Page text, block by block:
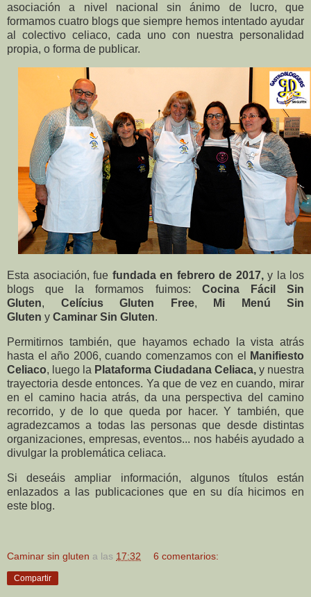
asociación a nivel nacional sin ánimo de lucro, que
formamos cuatro blogs que siempre hemos intentado ayudar
al colectivo celiaco, cada uno con nuestra personalidad
propia, o forma de publicar.
Esta asociación, fue fundada en febrero de 2017,y la los
blogs que la formamos fuimos: Cocina Fácil Sin
Gluten, Celícius Gluten Free,
Mi Menú Sin
Gluten y Caminar Sin Gluten.
Permitirnos también, que hayamos echado la vista atrás
hasta el año 2006, cuando comenzamos con el
Manifiesto
Celiaco, luego la Plataforma Ciudadana Celiaca, y nuestra
trayectoria desde entonces. Ya que de vez en cuando, mirar
en el camino hacia atrás, da una perspectiva del camino
recorrido, y de lo que queda por hacer. Y también, que
agradezcamos a todas las personas que desde distintas
organizaciones, empresas, eventos... nos habéis ayudado a
divulgar la problemática celiaca.
Si deseáis ampliar información, algunos títulos están
enlazados a las publicaciones que en su día hicimos en
este blog.
Caminar sin gluten a las 17:32 6 comentarios:
Compartir